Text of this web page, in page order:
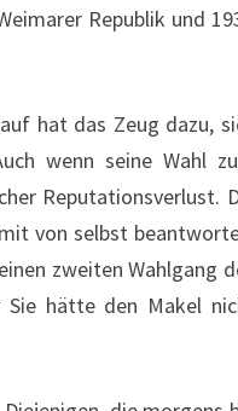
Republik und
hat das Zeug dazu,
wenn seine Wahl
Reputationsverlust.
von selbst
zweiten Wahlgang
Sie hätte den Makel